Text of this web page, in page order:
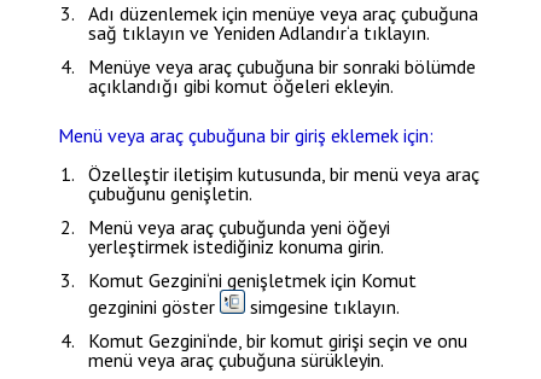
Adı düzenlemek için menüye veya araç çubuğuna
sağ tıklayın veYeniden Adlandır‘a tıklayın.
Menüye veya araç çubuğuna bir sonraki bölümde
açıklandığı gibi komut öğeleri ekleyin.
Menü veya araç çubuğuna bir giriş eklemek için:
Özelleştir iletişim kutusunda, bir menü veya araç
çubuğunu genişletin.
Menü veya araç çubuğunda yeni öğeyi
yerleştirmek istediğiniz konuma girin.
Komut Gezgini‘ni genişletmek için Komut
gezginini göster
simgesine tıklayın.
Komut Gezgini‘nde, bir komut girişi seçin ve onu
menü veya araç çubuğuna sürükleyin.